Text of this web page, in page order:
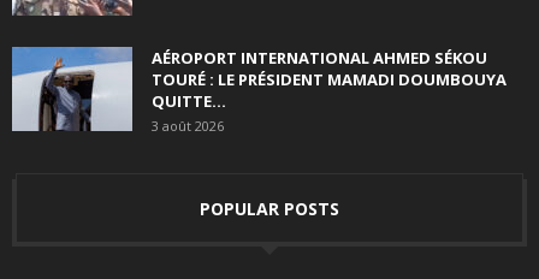
AÉROPORT INTERNATIONAL AHMED SÉKOU
TOURÉ : LE PRÉSIDENT MAMADI DOUMBOUYA
QUITTE...
3 août 2026
POPULAR POSTS